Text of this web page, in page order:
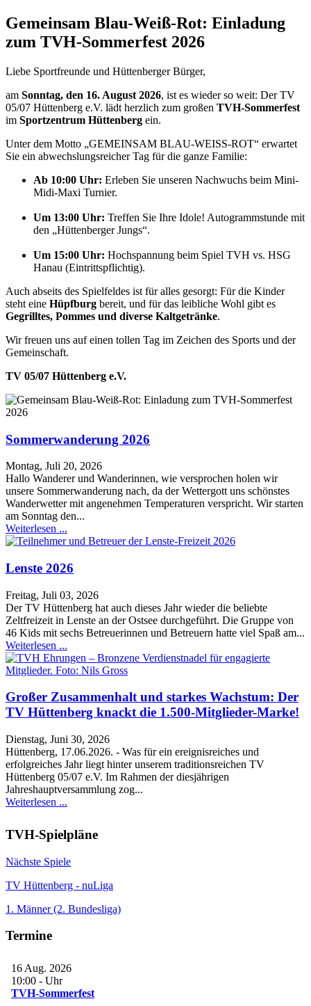
Gemeinsam Blau-Weiß-Rot: Einladung
zum TVH-Sommerfest 2026
Liebe Sportfreunde und Hüttenberger Bürger,
am Sonntag, den 16. August 2026, ist es wieder so weit: Der TV
05/07 Hüttenberg e.V. lädt herzlich zum großen TVH-Sommerfest
im Sportzentrum Hüttenberg ein.
Unter dem Motto „GEMEINSAM BLAU-WEISS-ROT“ erwartet
Sie ein abwechslungsreicher Tag für die ganze Familie:
Ab 10:00 Uhr: Erleben Sie unseren Nachwuchs beim Mini-
Midi-Maxi Turnier.
Um 13:00 Uhr: Treffen Sie Ihre Idole! Autogrammstunde mit
den „Hüttenberger Jungs“.
Um 15:00 Uhr: Hochspannung beim Spiel TVH vs. HSG
Hanau (Eintrittspflichtig).
Auch abseits des Spielfeldes ist für alles gesorgt: Für die Kinder
steht eine Hüpfburg bereit, und für das leibliche Wohl gibt es
Gegrilltes, Pommes und diverse Kaltgetränke.
Wir freuen uns auf einen tollen Tag im Zeichen des Sports und der
Gemeinschaft.
TV 05/07 Hüttenberg e.V.
Sommerwanderung 2026
Montag, Juli 20, 2026
Hallo Wanderer und Wanderinnen, wie versprochen holen wir
unsere Sommerwanderung nach, da der Wettergott uns schönstes
Wanderwetter mit angenehmen Temperaturen verspricht. Wir starten
am Sonntag den...
Weiterlesen ...
Lenste 2026
Freitag, Juli 03, 2026
Der TV Hüttenberg hat auch dieses Jahr wieder die beliebte
Zeltfreizeit in Lenste an der Ostsee durchgeführt. Die Gruppe von
46 Kids mit sechs Betreuerinnen und Betreuern hatte viel Spaß am...
Weiterlesen ...
Großer Zusammenhalt und starkes Wachstum: Der
TV Hüttenberg knackt die 1.500-Mitglieder-Marke!
Dienstag, Juni 30, 2026
Hüttenberg, 17.06.2026. - Was für ein ereignisreiches und
erfolgreiches Jahr liegt hinter unserem traditionsreichen TV
Hüttenberg 05/07 e.V. Im Rahmen der diesjährigen
Jahreshauptversammlung zog...
Weiterlesen ...
TVH-Spielpläne
Nächste Spiele
TV Hüttenberg - nuLiga
1. Männer (2. Bundesliga)
Termine
16 Aug. 2026
10:00 - Uhr
TVH-Sommerfest